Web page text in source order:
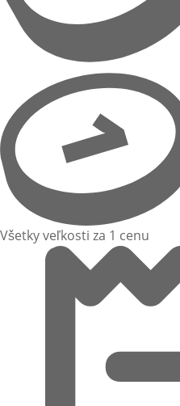
Všetky veľkosti za 1 cenu